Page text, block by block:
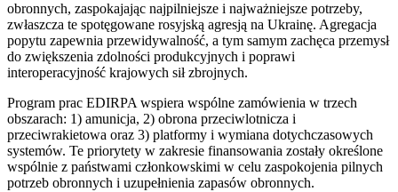
obronnych, zaspokajając najpilniejsze i najważniejsze potrzeby,
zwłaszcza te spotęgowane rosyjską agresją na Ukrainę. Agregacja
popytu zapewnia przewidywalność, a tym samym zachęca przemysł
do zwiększenia zdolności produkcyjnych i poprawi
interoperacyjność krajowych sił zbrojnych.
Program prac EDIRPA wspiera wspólne zamówienia w trzech
obszarach: 1) amunicja, 2) obrona przeciwlotnicza i
przeciwrakietowa oraz 3) platformy i wymiana dotychczasowych
systemów. Te priorytety w zakresie finansowania zostały określone
wspólnie z państwami członkowskimi w celu zaspokojenia pilnych
potrzeb obronnych i uzupełnienia zapasów obronnych.